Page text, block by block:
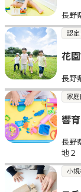
長野
認定
花
長野
家庭
響
長野
地２
小規